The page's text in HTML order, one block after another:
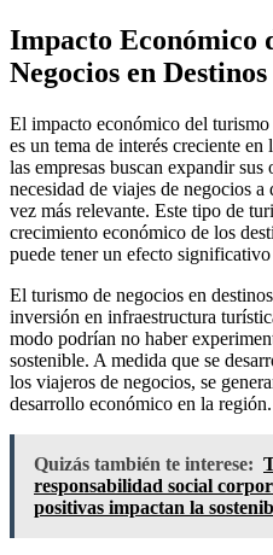
Impacto Económico
Negocios en
El impacto económico del
es un tema de interés creciente
las empresas buscan expandir
necesidad de viajes de negocios
vez más relevante. Este tipo de
crecimiento económico de los
puede tener un efecto
El turismo de negocios en
inversión en infraestructura
modo podrían no haber
sostenible. A medida que se
los viajeros de negocios, se
desarrollo económico en la región.
Quizás también te interese:
responsabilidad social
positivas impactan la